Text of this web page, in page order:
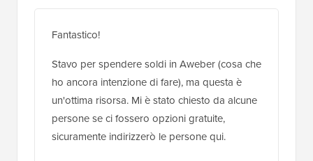
Fantastico!
Stavo per spendere soldi in Aweber (cosa che
ho ancora intenzione di fare), ma questa è
un'ottima risorsa. Mi è stato chiesto da alcune
persone se ci fossero opzioni gratuite,
sicuramente indirizzerò le persone qui.